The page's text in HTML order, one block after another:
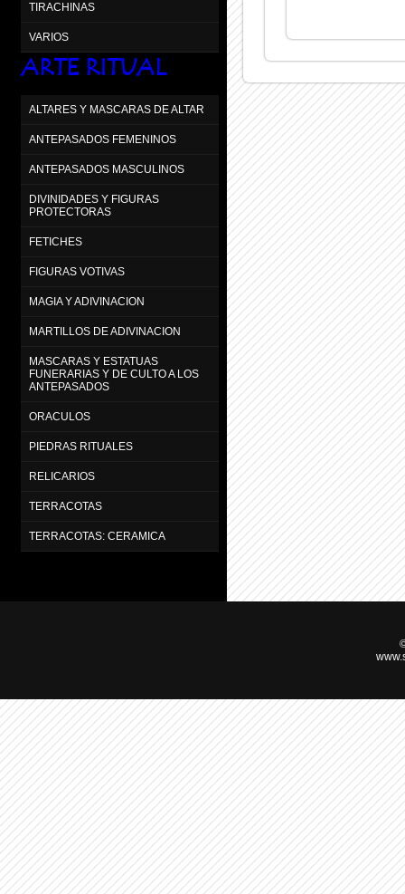
TIRACHINAS
VARIOS
ARTE RITUAL
ALTARES Y MASCARAS DE ALTAR
ANTEPASADOS FEMENINOS
ANTEPASADOS MASCULINOS
DIVINIDADES Y FIGURAS
PROTECTORAS
FETICHES
FIGURAS VOTIVAS
MAGIA Y ADIVINACION
MARTILLOS DE ADIVINACION
MASCARAS Y ESTATUAS
FUNERARIAS Y DE CULTO A LOS
ANTEPASADOS
ORACULOS
PIEDRAS RITUALES
RELICARIOS
TERRACOTAS
TERRACOTAS: CERAMICA